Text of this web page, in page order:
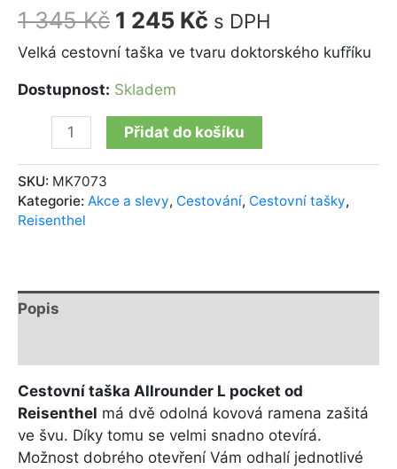
1 345Kč 1 245 Kč s DPH
Velká cestovní taška ve tvaru doktorského kufříku
Dostupnost: Skladem
Přidat do košíku
SKU: MK7073
Kategorie: Akce a slevy, Cestování, Cestovní tašky,
Reisenthel
Popis
Cestovní taška Allrounder L pocket od
Reisenthel má dvě odolná kovová ramena zašitá
ve švu. Díky tomu se velmi snadno otevírá.
Možnost dobrého otevření Vám odhalí jednotlivé